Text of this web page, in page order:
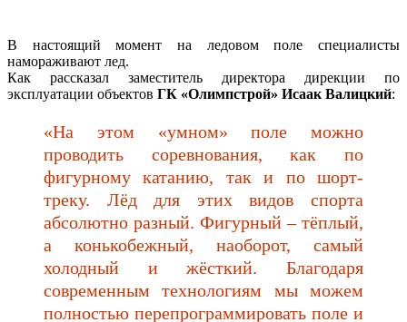
В настоящий момент на ледовом поле специалисты
намораживают лед.
Как рассказал заместитель директора дирекции по
эксплуатации объектов ГК «Олимпстрой» Исаак Валицкий:
«На этом «умном» поле можно
проводить соревнования, как по
фигурному катанию, так и по шорт-
треку. Лёд для этих видов спорта
абсолютно разный. Фигурный – тёплый,
а конькобежный, наоборот, самый
холодный и жёсткий. Благодаря
современным технологиям мы можем
полностью перепрограммировать поле и